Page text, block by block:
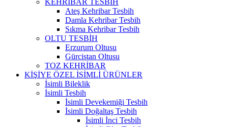
KEHRİBAR TESBİH
Ateş Kehribar Tesbih
Damla Kehribar Tesbih
Sıkma Kehribar Tesbih
OLTU TESBİH
Erzurum Oltusu
Gürcistan Oltusu
TOZ KEHRİBAR
KİŞİYE ÖZEL İSİMLİ ÜRÜNLER
İsimli Bileklik
İsimli Tesbih
İsimli Devekemiği Tesbih
İsimli Doğaltaş Tesbih
İsimli İnci Tesbih